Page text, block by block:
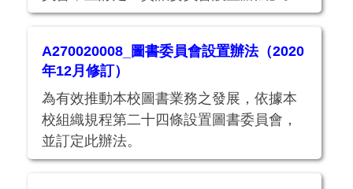
A270020008_圖書委員會設置辦法（2020
年12月修訂）
為有效推動本校圖書業務之發展，依據本
校組織規程第二十四條設置圖書委員會，
並訂定此辦法。